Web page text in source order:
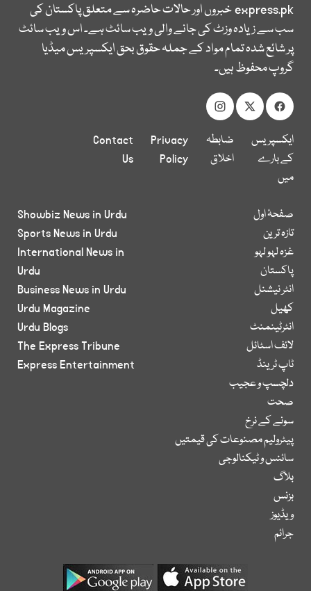
express.pkخبروں اور حالات حاضرہ سے متعلق پاکستان کی
سب سے زیادہ وزٹ کی جانے والی ویب سائٹ ہے۔ اس ویب سائٹ
پر شائع شدہ تمام مواد کے جملہ حقوق بحق ایکسپریس میڈیا
گروپ محفوظ ہیں۔
ایکسپریس
کے بارے
میں
ضابطہ
اخلاق
Privacy
Policy
Contact
Us
صفحۂ اول
تازہ ترین
غزہ لہو لہو
پاکستان
انٹر نیشنل
کھیل
انٹرٹینمنٹ
لائف اسٹائل
ٹاپ ٹرینڈ
دلچسپ و عجیب
صحت
سونے کے نرخ
پیٹرولیم مصنوعات کی قیمتیں
سائنس و ٹیکنالوجی
بلاگ
بزنس
ویڈیوز
جرائم
Showbiz News in Urdu
Sports News in Urdu
International News in
Urdu
Business News in Urdu
Urdu Magazine
Urdu Blogs
The Express Tribune
Express Entertainment